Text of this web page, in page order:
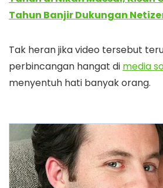
Tahun Banjir Dukungan Netize
Tak heran jika video tersebut
perbincangan hangat di media
menyentuh hati banyak orang.